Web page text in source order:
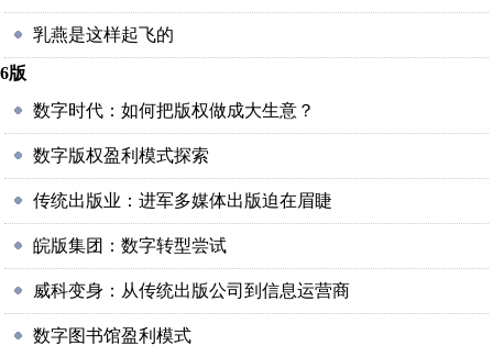
乳燕是这样起飞的
6版
数字时代：如何把版权做成大生意？
数字版权盈利模式探索
传统出版业：进军多媒体出版迫在眉睫
皖版集团：数字转型尝试
威科变身：从传统出版公司到信息运营商
数字图书馆盈利模式